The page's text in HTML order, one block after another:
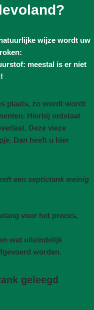
wijze wordt uw
meestal is er niet
plaats, zo wordt wordt
Hierbij ontstaat
Deze vieze
Dan heeft u hier
een septictank weinig
voor het proces,
wat uiteindelijk
worden.
geleegd